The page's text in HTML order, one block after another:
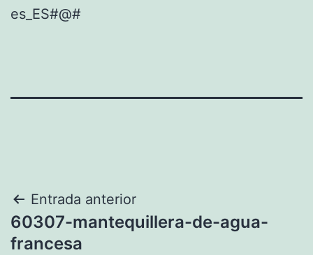
es_ES#@#
Navegación
de
Entrada anterior
60307-mantequillera-de-agua-
francesa